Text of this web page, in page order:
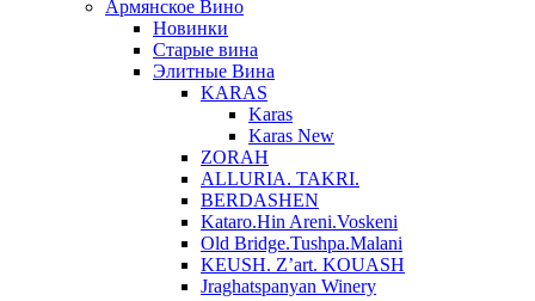
Армянское Вино
Новинки
Старые вина
Элитные Вина
KARAS
Karas
Karas New
ZORAH
ALLURIA. TAKRI.
BERDASHEN
Kataro.Hin Areni.Voskeni
Old Bridge.Tushpa.Malani
KEUSH. Z’art. KOUASH
Jraghatspanyan Winery